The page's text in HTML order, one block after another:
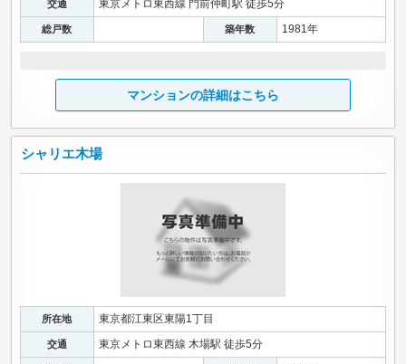
交通 東京メトロ東西線 門前仲町駅 徒歩5分
総戸数 築年数 1981年
マンションの詳細はこちら
シャリエ木場
所在地 東京都江東区東陽1丁目
交通 東京メトロ東西線 木場駅 徒歩5分